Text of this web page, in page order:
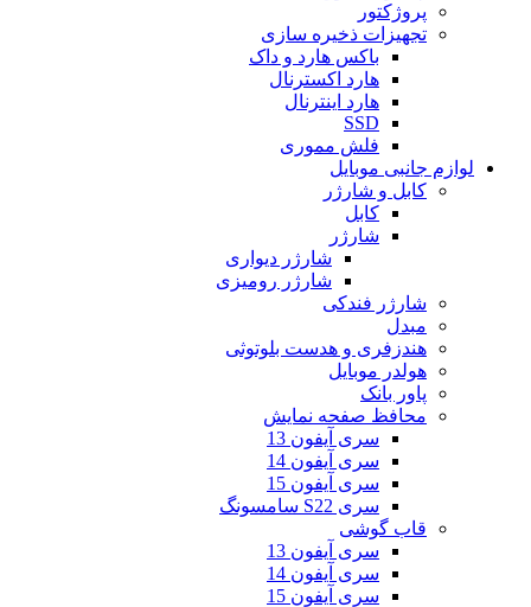
پروژکتور
تجهیزات ذخیره سازی
باکس هارد و داک
هارد اکسترنال
هارد اینترنال
SSD
فلش مموری
لوازم جانبی موبایل
کابل و شارژر
کابل
شارژر
شارژر دیواری
شارژر رومیزی
شارژر فندکی
مبدل
هندزفری و هدست بلوتوثی
هولدر موبایل
پاور بانک
محافظ صفحه نمایش
سری آیفون 13
سری آیفون 14
سری آیفون 15
سری S22 سامسونگ
قاب گوشی
سری آیفون 13
سری آیفون 14
سری آیفون 15